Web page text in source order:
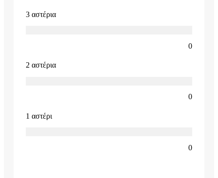
3 αστέρια
0
2 αστέρια
0
1 αστέρι
0